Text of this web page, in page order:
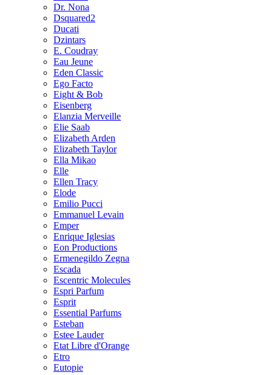
Dr. Nona
Dsquared2
Ducati
Dzintars
E. Coudray
Eau Jeune
Eden Classic
Ego Facto
Eight & Bob
Eisenberg
Elanzia Merveille
Elie Saab
Elizabeth Arden
Elizabeth Taylor
Ella Mikao
Elle
Ellen Tracy
Elode
Emilio Pucci
Emmanuel Levain
Emper
Enrique Iglesias
Eon Productions
Ermenegildo Zegna
Escada
Escentric Molecules
Espri Parfum
Esprit
Essential Parfums
Esteban
Estee Lauder
Etat Libre d'Orange
Etro
Eutopie